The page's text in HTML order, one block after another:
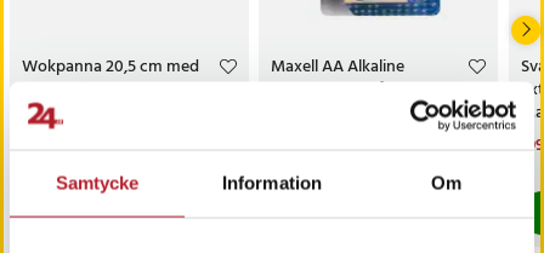
Samtycke Information Om
Wokpanna 20,5 cm med
trähandtag / keramisk
wok med non-stick-
beläggning
Köp
Maxell AA Alkaline
batterier med lång